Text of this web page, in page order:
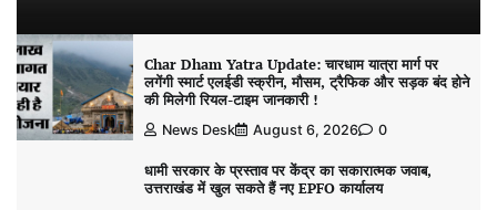
Char Dham Yatra Update: चारधाम यात्रा मार्ग पर
लगेंगी स्मार्ट एलईडी स्क्रीन, मौसम, ट्रैफिक और सड़क बंद होने
की मिलेगी रियल-टाइम जानकारी !
News Desk August 6, 2026 0
धामी सरकार के प्रस्ताव पर केंद्र का सकारात्मक जवाब,
उत्तराखंड में खुल सकते हैं नए EPFO कार्यालय